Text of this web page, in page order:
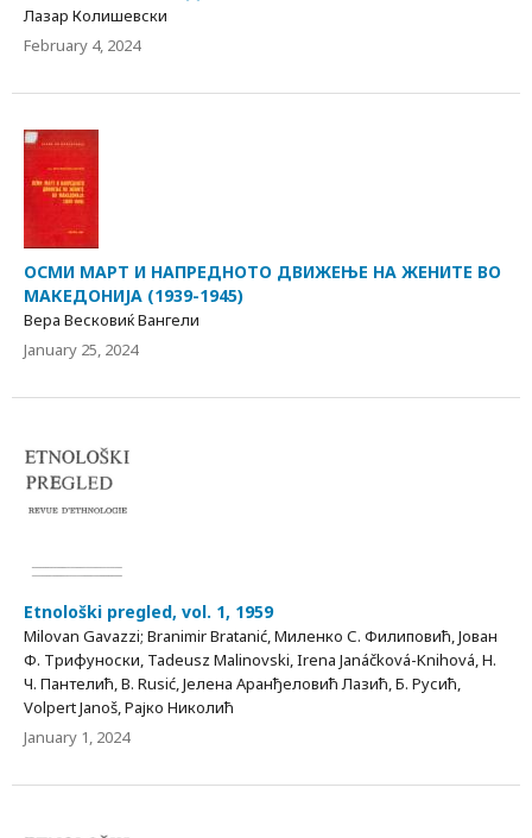
Лазар Колишевски
February 4, 2024
ОСМИ МАРТ И НАПРЕДНОТО ДВИЖЕЊЕ НА ЖЕНИТЕ ВО
МАКЕДОНИЈА (1939-1945)
Вера Весковиќ Вангели
January 25, 2024
Etnološki pregled, vol. 1, 1959
Milovan Gavazzi; Branimir Bratanić, Миленко С. Филиповић, Јован
Ф. Трифуноски, Таdеusz Маlinоvski, Irena Janáčková-Knihová, Н.
Ч. Пантелић, B. Rusić, Јелена Аранђеловић Лазић, Б. Русић,
Volpert Janoš, Рајко Николић
January 1, 2024